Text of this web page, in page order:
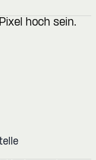
hoch sein.